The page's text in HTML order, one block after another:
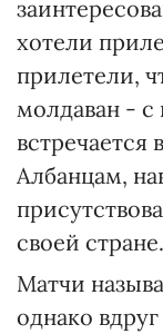
хотели
прилетели,
молдаван -
встречается
Албанцам,
своей стране.
Матчи
однако